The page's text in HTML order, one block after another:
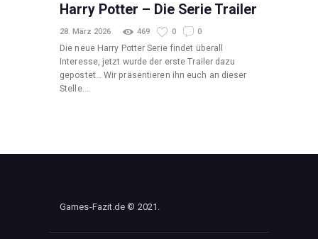
Harry Potter – Die Serie Trailer
28. März 2026 469 0 0
Die neue Harry Potter Serie findet überall
Interesse, jetzt wurde der erste Trailer dazu
gepostet… Wir präsentieren ihn euch an dieser
Stelle.…
Games-Fazit.de © 2021.